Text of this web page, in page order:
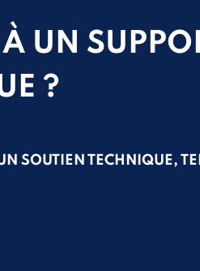
UN
?
SOUTIEN TECHNIQUE,